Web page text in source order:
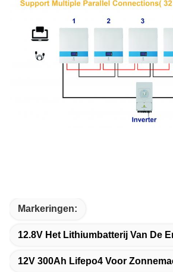
Markeringen:
12.8V Het Lithiumbatterij Van De
12V 300Ah Lifepo4 Voor